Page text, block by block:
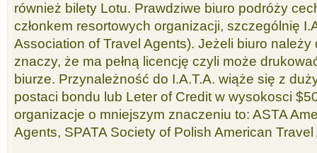
również bilety Lotu. Prawdziwe biuro podróży
członkem resortowych organizacji, szczególnię
Association of Travel Agents). Jeżeli biuro należy
znaczy, że ma pełną licencję czyli może
biurze. Przynależność do I.A.T.A. wiąże się z
postaci bondu lub Leter of Credit w wysokosci
organizacje o mniejszym znaczeniu to: ASTA
Agents, SPATA Society of Polish American Travel